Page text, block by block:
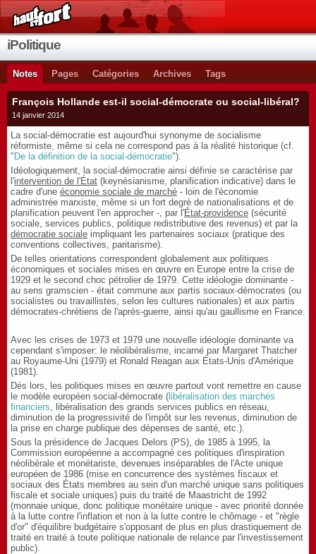
iPolitique
Notes Pages Catégories Archives Tags
François Hollande est-il social-démocrate ou social-libéral?
14 janvier 2014
La social-démocratie est aujourd'hui synonyme de socialisme
réformiste, même si cela ne correspond pas à la réalité historique (cf.
" De la définition de la social-démocratie").
Idéologiquement, la social-démocratie ainsi définie se caractérise par
l'intervention de l'État (keynésianisme, planification indicative) dans le
cadre d'une économie sociale de marché - loin de l'économie
administrée marxiste, même si un fort degré de nationalisations et de
planification peuvent l'en approcher -, par l'État-providence (sécurité
sociale, services publics, politique redistributive des revenus) et par la
démocratie sociale impliquant les partenaires sociaux (pratique des
conventions collectives, paritarisme).
De telles orientations correspondent globalement aux politiques
économiques et sociales mises en œuvre en Europe entre la crise de
1929 et le second choc pétrolier de 1979. Cette idéologie dominante -
au sens gramscien - était commune aux partis sociaux-démocrates (ou
socialistes ou travaillistes, selon les cultures nationales) et aux partis
démocrates-chrétiens de l'après-guerre, ainsi qu'au gaullisme en France.
Avec les crises de 1973 et 1979 une nouvelle idéologie dominante va
cependant s'imposer: le néolibéralisme, incarné par Margaret Thatcher
au Royaume-Uni (1979) et Ronald Reagan aux États-Unis d'Amérique
(1981).
Dès lors, les politiques mises en œuvre partout vont remettre en cause
le modèle européen social-démocrate ( libéralisation des marchés
financiers, libéralisation des grands services publics en réseau,
diminution de la progressivité de l'impôt sur les revenus, diminution de
la prise en charge publique des dépenses de santé, etc.).
Sous la présidence de Jacques Delors (PS), de 1985 à 1995, la
Commission européenne a accompagné ces politiques d'inspiration
néolibérale et monétariste, devenues inséparables de l'Acte unique
européen de 1986 (mise en concurrence des systèmes fiscaux et
sociaux des États membres au sein d'un marché unique sans politiques
fiscale et sociale uniques) puis du traité de Maastricht de 1992
(monnaie unique, donc politique monétaire unique - avec priorité donnée
à la lutte contre l'inflation et non à la lutte contre le chômage - et "règle
d'or" d'équilibre budgétaire s'opposant de plus en plus drastiquement de
traité en traité à toute politique nationale de relance par l'investissement
public).